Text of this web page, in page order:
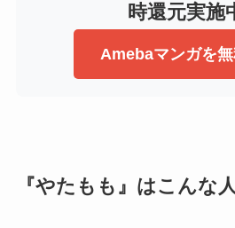
時還元実施
Amebaマンガを
『やたもも』はこんな